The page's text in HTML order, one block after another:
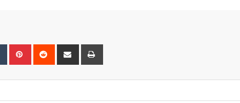
Tumblr Pinterest Reddit
Share